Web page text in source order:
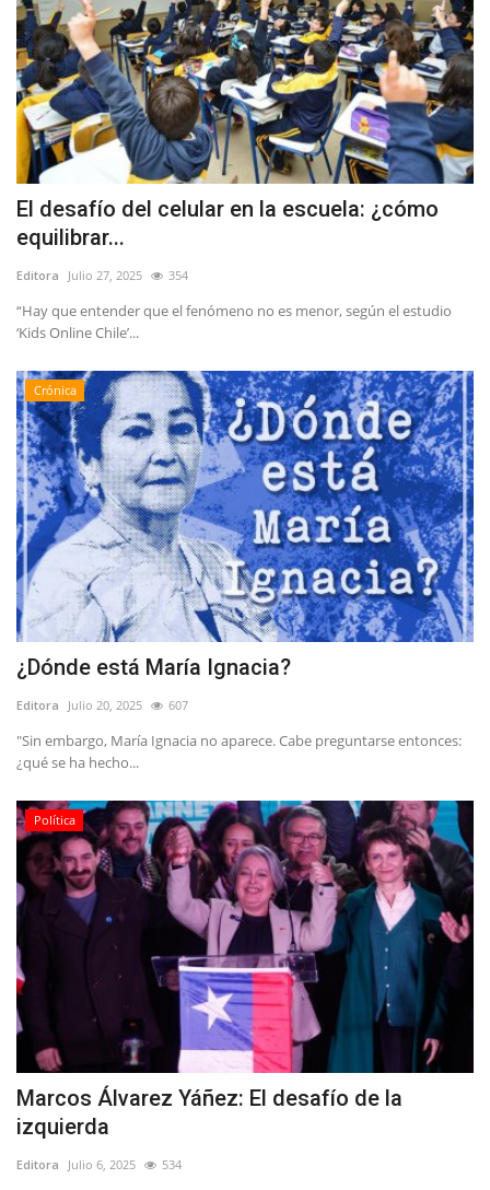
El desafío del celular en la escuela: ¿cómo
equilibrar...
Editora Julio 27, 2025 354
“Hay que entender que el fenómeno no es menor, según el estudio
‘Kids Online Chile’...
Crónica
¿Dónde está María Ignacia?
Editora Julio 20, 2025 607
"Sin embargo, María Ignacia no aparece. Cabe preguntarse entonces:
¿qué se ha hecho...
Política
Marcos Álvarez Yáñez: El desafío de la
izquierda
Editora Julio 6, 2025 534